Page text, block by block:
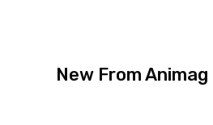
New From Animag